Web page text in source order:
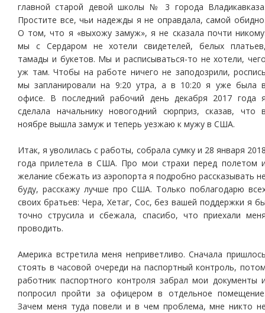
главной старой девой школы № 3 города
Простите все, чьи надежды я не оправдала, самой
О том, что я «выхожу замуж», я не сказала почти
мы с Сердаром не хотели свидетелей, белых
тамады и букетов. Мы и расписываться-то не хотели,
уж там. Чтобы на работе ничего не заподозрили,
мы запланировали на 9:20 утра, а в 10:20 я уже была
офисе. В последний рабочий день декабря 2017 года
сделала начальнику новогодний сюрприз, сказав, что
ноябре вышла замуж и теперь уезжаю к мужу в США.
Итак, я уволилась с работы, собрала сумку и 28 января
года прилетела в США. Про мои страхи перед полетом
желание сбежать из аэропорта я подробно рассказывать
буду, расскажу лучше про США. Только поблагодарю
своих братьев: Чера, Хетаг, Сос, без вашей поддержки я
точно струсила и сбежала, спасибо, что приехали
проводить.
Америка встретила меня неприветливо. Сначала
стоять в часовой очереди на паспортный контроль,
работник паспортного контроля забрал мои документы
попросил пройти за офицером в отдельное
Зачем меня туда повели и в чем проблема, мне никто